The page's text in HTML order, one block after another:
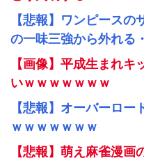
【悲報】ワンピース
の一味三強から外れる
【画像】平成生まれ
いｗｗｗｗｗｗｗ
【悲報】オーバーロ
ｗｗｗｗｗｗｗ
【悲報】萌え麻雀漫